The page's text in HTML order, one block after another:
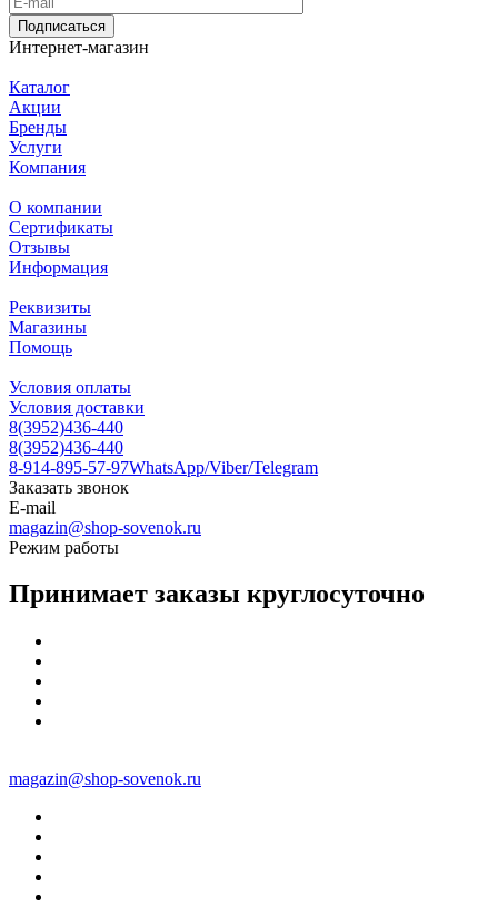
Подписаться
Интернет-магазин
Каталог
Акции
Бренды
Услуги
Компания
О компании
Сертификаты
Отзывы
Информация
Реквизиты
Магазины
Помощь
Условия оплаты
Условия доставки
8(3952)436-440
8(3952)436-440
8-914-895-57-97WhatsApp/Viber/Telegram
Заказать звонок
E-mail
magazin@shop-sovenok.ru
Режим работы
Принимает заказы круглосуточно
magazin@shop-sovenok.ru